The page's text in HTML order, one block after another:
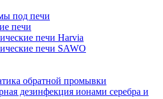
под печи
печи
печи Harvia
печи SAWO
обратной промывки
дезинфекция ионами серебра и